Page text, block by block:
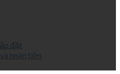
đặt
hoàn tiền